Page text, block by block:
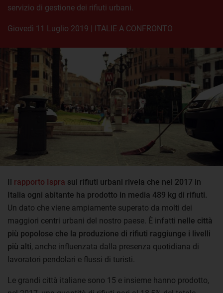
servizio di gestione dei rifiuti urbani.
giovedì 11 Luglio 2019 | ITALIE A CONFRONTO
Il rapporto Ispra sui rifiuti urbani rivela che nel 2017 in
Italia ogni abitante ha prodotto in media 489 kg di rifiuti.
Un dato che viene ampiamente superato da molti dei
maggiori centri urbani del nostro paese. È infatti nelle città
più popolose che la produzione di rifiuti raggiunge i livelli
più alti, anche influenzata dalla presenza quotidiana di
lavoratori pendolari e flussi di turisti.
Le grandi città italiane sono 15 e insieme hanno prodotto,